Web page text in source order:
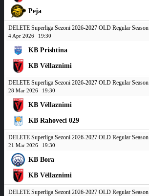
Peja
DELETE Superliga Sezoni 2026-2027 OLD Regular Season
4 Apr 2026 19:30
KB Prishtina
KB Vëllaznimi
DELETE Superliga Sezoni 2026-2027 OLD Regular Season
28 Mar 2026 19:30
KB Vëllaznimi
KB Rahoveci 029
DELETE Superliga Sezoni 2026-2027 OLD Regular Season
21 Mar 2026 19:30
KB Bora
KB Vëllaznimi
DELETE Superliga Sezoni 2026-2027 OLD Regular Season